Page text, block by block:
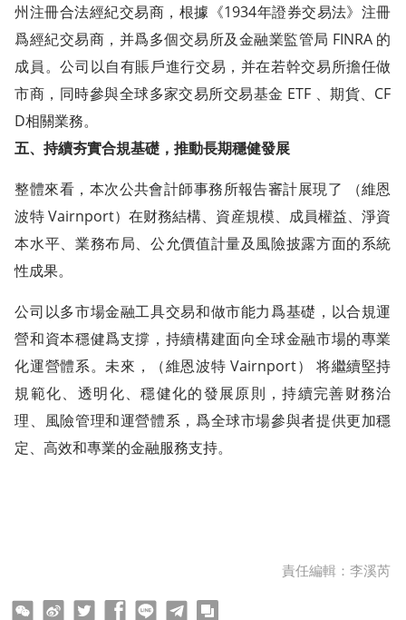
州注冊合法經紀交易商，根據《1934年證券交易法》注冊
爲經紀交易商，并爲多個交易所及金融業監管局 FINRA 的
成員。公司以自有賬戶進行交易，并在若幹交易所擔任做
市商，同時參與全球多家交易所交易基金 ETF 、期貨、CF
D相關業務。
五、持續夯實合規基礎，推動長期穩健發展
整體來看，本次公共會計師事務所報告審計展現了 （維恩
波特 Vairnport）在财務結構、資産規模、成員權益、淨資
本水平、業務布局、公允價值計量及風險披露方面的系統
性成果。
公司以多市場金融工具交易和做市能力爲基礎，以合規運
營和資本穩健爲支撐，持續構建面向全球金融市場的專業
化運營體系。未來，（維恩波特 Vairnport） 将繼續堅持
規範化、透明化、穩健化的發展原則，持續完善财務治
理、風險管理和運營體系，爲全球市場參與者提供更加穩
定、高效和專業的金融服務支持。
責任編輯：李溪芮
linetelegram copy